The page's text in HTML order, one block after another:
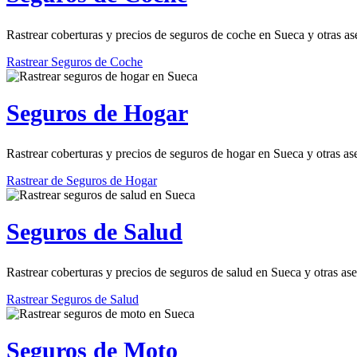
Rastrear coberturas y precios de seguros de coche en Sueca y otras
Rastrear Seguros de Coche
Seguros de Hogar
Rastrear coberturas y precios de seguros de hogar en Sueca y otras
Rastrear de Seguros de Hogar
Seguros de Salud
Rastrear coberturas y precios de seguros de salud en Sueca y otras
Rastrear Seguros de Salud
Seguros de Moto